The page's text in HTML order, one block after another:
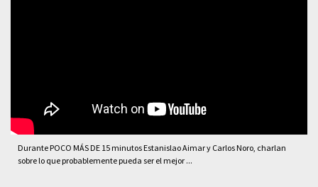
Durante POCO MÁS DE 15 minutos Estanislao Aimar y Carlos Noro, charlan
sobre lo que probablemente pueda ser el mejor ...